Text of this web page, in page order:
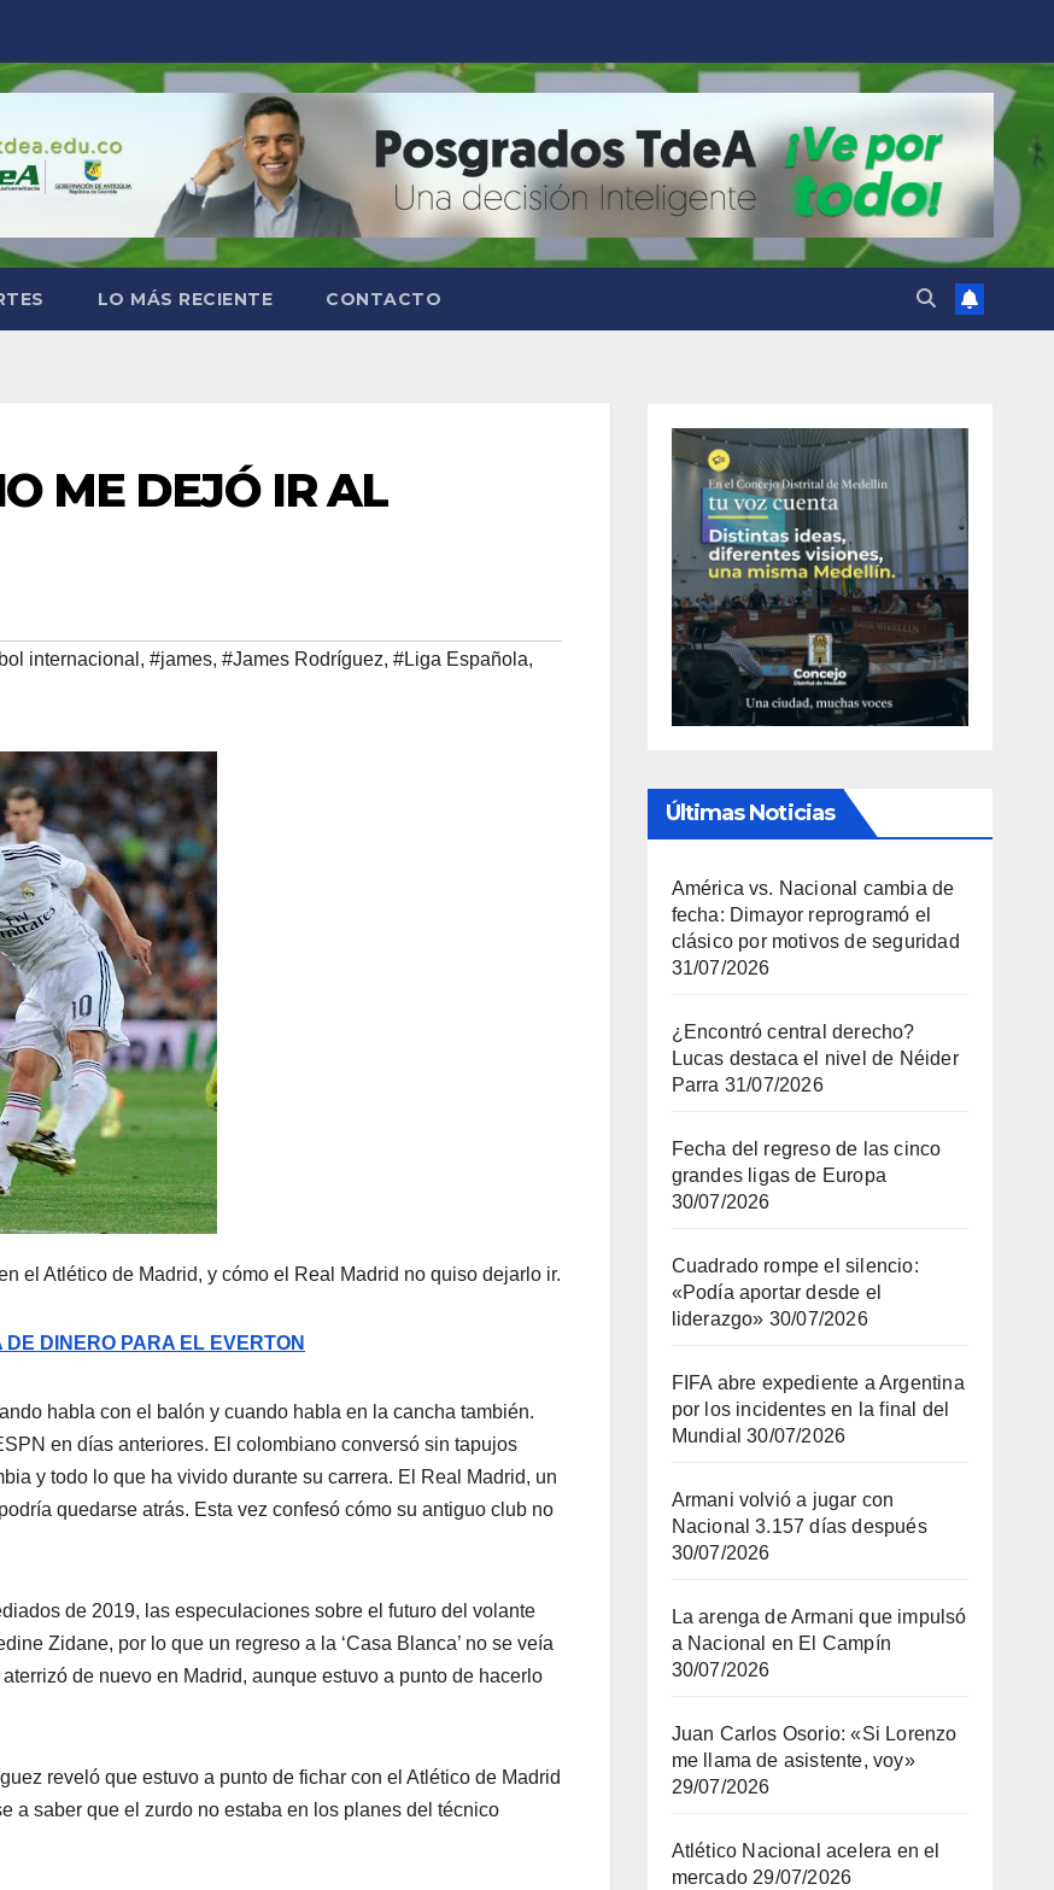
LO MÁS RECIENTE CONTACTO
ME DEJÓ IR AL
internacional , #james, #James Rodríguez, #Liga Española,
el Atlético de Madrid, y cómo el Real Madrid no quiso dejarlo ir.
DINERO PARA EL EVERTON
habla con el balón y cuando habla en la cancha también.
en días anteriores. El colombiano conversó sin tapujos
y todo lo que ha vivido durante su carrera. El Real Madrid, un
quedarse atrás. Esta vez confesó cómo su antiguo club no
de 2019, las especulaciones sobre el futuro del volante
Zidane, por lo que un regreso a la ‘Casa Blanca’ no se veía
de nuevo en Madrid, aunque estuvo a punto de hacerlo
reveló que estuvo a punto de fichar con el Atlético de Madrid
a saber que el zurdo no estaba en los planes del técnico
Últimas Noticias
América vs. Nacional cambia de
fecha: Dimayor reprogramó el
clásico por motivos de seguridad
31/07/2026
¿Encontró central derecho?
Lucas destaca el nivel de Néider
Parra 31/07/2026
Fecha del regreso de las cinco
grandes ligas de Europa
30/07/2026
Cuadrado rompe el silencio:
«Podía aportar desde el
liderazgo» 30/07/2026
FIFA abre expediente a Argentina
por los incidentes en la final del
Mundial 30/07/2026
Armani volvió a jugar con
Nacional 3.157 días después
30/07/2026
La arenga de Armani que impulsó
a Nacional en El Campín
30/07/2026
Juan Carlos Osorio: «Si Lorenzo
me llama de asistente, voy»
29/07/2026
Atlético Nacional acelera en el
mercado 29/07/2026